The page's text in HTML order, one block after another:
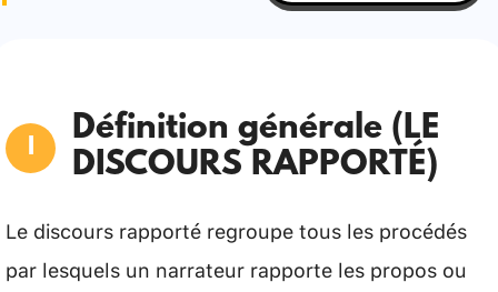
Définition générale (LE
DISCOURS RAPPORTÉ)
Le discours rapporté regroupe tous les procédés
par lesquels un narrateur rapporte les propos ou